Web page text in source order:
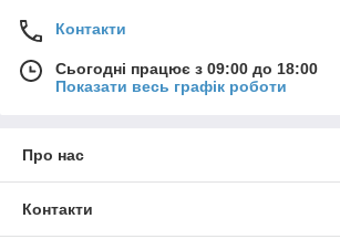
Контакти
Сьогодні працює з 09:00 до 18:00
Показати весь графік роботи
Про нас
Контакти